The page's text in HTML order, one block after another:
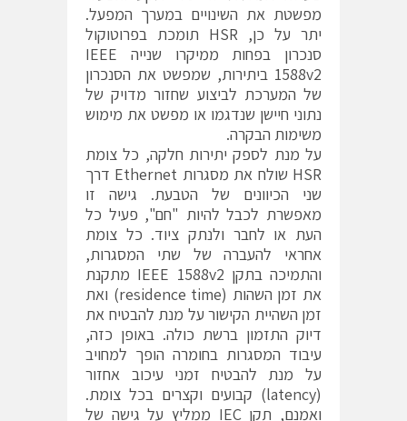
מפשטת את השינויים במערך המפעל.
יתר על כן, HSR תומכת בפרוטוקול
סנכרון בפחות ממיקרו שנייה IEEE
1588v2 ביתירות, שמפשט את הסנכרון
של המערכת לביצוע שחזור מדויק של
נתוני חיישן שנדגמו או מפשט את מימוש
משימות הבקרה.
על מנת לספק יתירות חלקה, כל צומת
HSR שולח את מסגרות Ethernet דרך
שני הכיוונים של הטבעת. גישה זו
מאפשרת לכבל להיות "חם", פעיל כל
העת או לחבר ולנתק ציוד. כל צומת
אחראי להעברה של שתי המסגרות,
והתמיכה בתקן IEEE 1588v2 מתקנת
את זמן השהות (residence time) ואת
זמן השהיית הקישור על מנת להבטיח את
דיוק התזמון ברשת כולה. באופן כזה,
עיבוד המסגרות בחומרה הופך למחויב
על מנת להבטיח זמני עיכוב אחזור
(latency) קבועים וקצרים בכל צומת.
ואמנם, תקן IEC ממליץ על גישה של